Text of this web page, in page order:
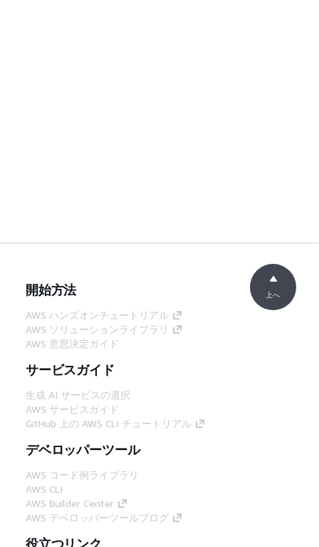
開始方法
AWS ハンズオンチュートリアル
AWS ソリューションライブラリ
AWS 意思決定ガイド
サービスガイド
生成 AI サービスの選択
AWS サービスガイド
GitHub 上の AWS CLI チュートリアル
デベロッパーツール
AWS コード例ライブラリ
AWS CLI
AWS Builder Center
AWS デベロッパーツールブログ
役立つリンク
上へ